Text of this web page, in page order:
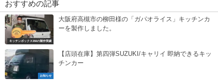
おすすめの記事
キッチンボックス350の製作実績
大阪府高槻市の柳田様の「ガパオライス」キッチンカ
ーを製作しました。
お知らせ
【店頭在庫】第四弾SUZUKI/キャリイ 即納できるキッ
チンカー